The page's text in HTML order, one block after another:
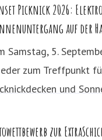
Picknick 2026:
auf der
Samstag, 5.
zum Treffpunkt
und
kostenlosen
zur